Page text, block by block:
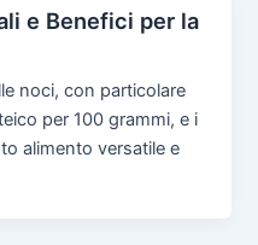
e Benefici per la
noci, con particolare
per 100 grammi, e i
alimento versatile e